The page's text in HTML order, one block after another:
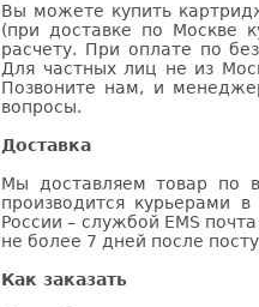
Вы можете купить
(при доставке по Москве
расчету. При оплате по
Для частных лиц не из
Позвоните нам, и
вопросы.
Доставка
Мы доставляем товар по
производится курьерами
России – службой EMS
не более 7 дней после
Как заказать